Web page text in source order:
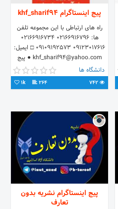
پیج اینستاگرام khf_sharif94
راه های ارتباطی با این مجموعه تلفن
ها: 02166916796 02166916734
09123017616 09109192573 □ ایمیل:
khf_sharif94@yahoo.com ● پیج
دوم مجموعه ما @sharif.ebدانشگاه ها
264
1k
پیج اینستاگرام نشریه بدون
تعارف